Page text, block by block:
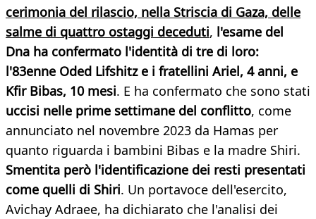
cerimonia del rilascio, nella Striscia di Gaza, delle
salme di quattro ostaggi deceduti, l'esame del
Dna ha confermato l'identità di tre di loro:
l'83enne Oded Lifshitz e i fratellini Ariel, 4 anni, e
Kfir Bibas, 10 mesi. E ha confermato che sono stati
uccisi nelle prime settimane del conflitto, come
annunciato nel novembre 2023 da Hamas per
quanto riguarda i bambini Bibas e la madre Shiri.
Smentita però l'identificazione dei resti presentati
come quelli di Shiri. Un portavoce dell'esercito,
Avichay Adraee, ha dichiarato che l'analisi dei